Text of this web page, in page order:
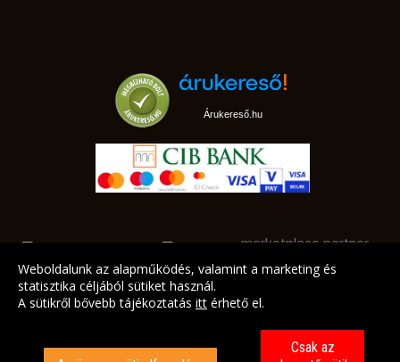
Árukereső.hu
marketplace partner
Weboldalunk az alapműködés, valamint a marketing és
statisztika céljából sütiket használ.
A sütikről bővebb tájékoztatás itt érhető el.
Csak az